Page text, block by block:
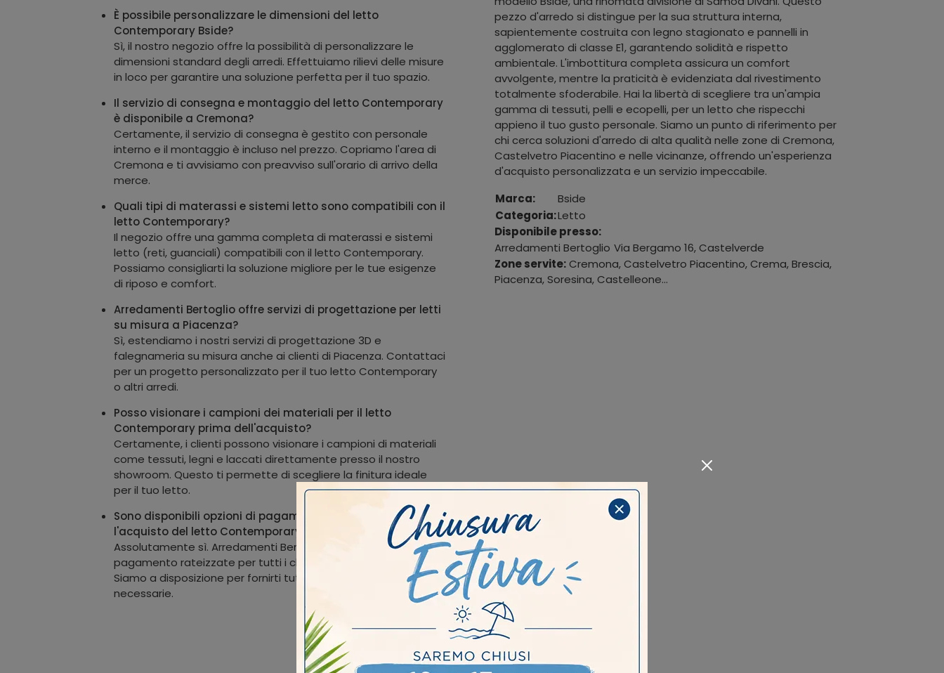
È possibile personalizzare le dimensioni del letto
Contemporary Bside?
Sì, il nostro negozio offre la possibilità di personalizzare le
dimensioni standard degli arredi. Effettuiamo rilievi delle misure
in loco per garantire una soluzione perfetta per il tuo spazio.
Il servizio di consegna e montaggio del letto Contemporary
è disponibile a Cremona?
Certamente, il servizio di consegna è gestito con personale
interno e il montaggio è incluso nel prezzo. Copriamo l'area di
Cremona e ti avvisiamo con preavviso sull'orario di arrivo della
merce.
Quali tipi di materassi e sistemi letto sono compatibili con il
letto Contemporary?
Il negozio offre una gamma completa di materassi e sistemi
letto (reti, guanciali) compatibili con il letto Contemporary.
Possiamo consigliarti la soluzione migliore per le tue esigenze
di riposo e comfort.
Arredamenti Bertoglio offre servizi di progettazione per letti
su misura a Piacenza?
Sì, estendiamo i nostri servizi di progettazione 3D e
falegnameria su misura anche ai clienti di Piacenza. Contattaci
per un progetto personalizzato per il tuo letto Contemporary
o altri arredi.
Posso visionare i campioni dei materiali per il letto
Contemporary prima dell'acquisto?
Certamente, i clienti possono visionare i campioni di materiali
come tessuti, legni e laccati direttamente presso il nostro
showroom. Questo ti permette di scegliere la finitura ideale
per il tuo letto.
Sono disponibili opzioni di pagamento rateizzato per
l'acquisto del letto Contemporary per i clienti di Crema?
Assolutamente sì. Arredamenti Bertoglio offre formule di
pagamento rateizzate per tutti i clienti, inclusi quelli di Crema.
Siamo a disposizione per fornirti tutte le informazioni
necessarie.
pezzo d'arredo si distingue per la sua struttura interna,
sapientemente costruita con legno stagionato e pannelli in
agglomerato di classe E1, garantendo solidità e rispetto
ambientale. L'imbottitura completa assicura un comfort
avvolgente, mentre la praticità è evidenziata dal rivestimento
totalmente sfoderabile. Hai la libertà di scegliere tra un'ampia
gamma di tessuti, pelli e ecopelli, per un letto che rispecchi
appieno il tuo gusto personale. Siamo un punto di riferimento per
chi cerca soluzioni d'arredo di alta qualità nelle zone di Cremona,
Castelvetro Piacentino e nelle vicinanze, offrendo un'esperienza
d'acquisto personalizzata e un servizio impeccabile.
Marca:
Bside
Categoria:Letto
Disponibile presso:
Arredamenti Bertoglio Via Bergamo 16, Castelverde
Zone servite: Cremona, Castelvetro Piacentino, Crema, Brescia,
Piacenza, Soresina, Castelleone...